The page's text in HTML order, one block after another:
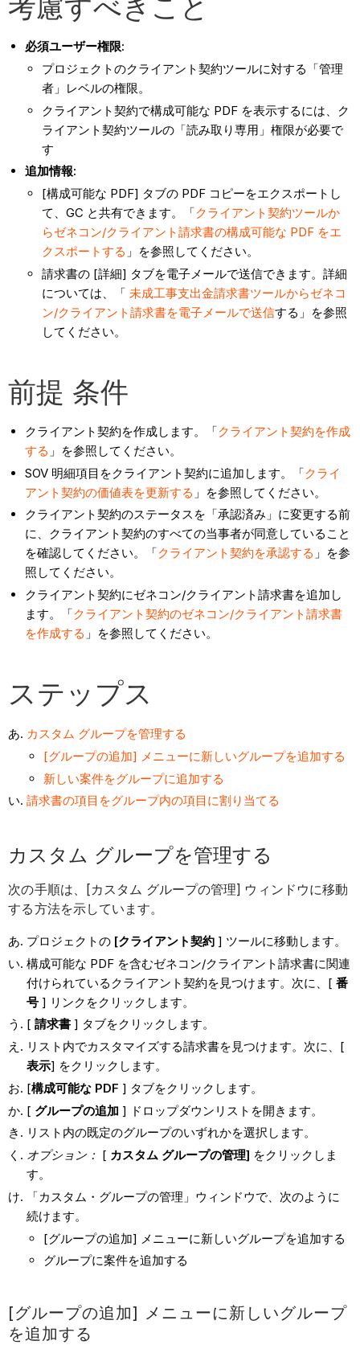
必須ユーザー権限:
プロジェクトのクライアント契約ツールに対する「管理
者」レベルの権限。
クライアント契約で構成可能な PDF を表示するには、ク
ライアント契約ツールの「読み取り専用」権限が必要で
す
追加情報:
[構成可能な PDF] タブの PDF コピーをエクスポートし
て、GC と共有できます。「クライアント契約ツールか
らゼネコン/クライアント請求書の構成可能な PDF をエ
クスポートする 」を参照してください。
請求書の [詳細] タブを電子メールで送信できます。詳細
については、「未成工事支出金請求書ツールからゼネコ
ン/クライアント請求書を電子メールで送信する」を参照
してください。
前提 条件
クライアント契約を作成します。「クライアント契約を作成
する 」を参照してください。
SOV 明細項目をクライアント契約に追加します。「クライ
アント契約の価値表を更新する 」を参照してください。
クライアント契約のステータスを「承認済み」に変更する前
に、クライアント契約のすべての当事者が同意していること
を確認してください。「クライアント契約を承認する 」を参
照してください。
クライアント契約にゼネコン/クライアント請求書を追加し
ます。「クライアント契約のゼネコン/クライアント請求書
を作成する 」を参照してください。
ステップス
カスタム グループを管理する
[グループの追加] メニューに新しいグループを追加する
新しい案件をグループに追加する
請求書の項目をグループ内の項目に割り当てる
カスタム グループを管理する
次の手順は、[カスタム グループの管理] ウィンドウに移動
する方法を示しています。
プロジェクトの [クライアント契約] ツールに移動します。
構成可能な PDF を含むゼネコン/クライアント請求書に関連
付けられているクライアント契約を見つけます。次に、[ 番
号] リンクをクリックします。
[ 請求書] タブをクリックします。
リスト内でカスタマイズする請求書を見つけます。次に、[
表示] をクリックします。
[構成可能な PDF ] タブをクリックします。
[ グループの追加 ] ドロップダウンリストを開きます。
リスト内の既定のグループのいずれかを選択します。
オプション： [ カスタム グループの管理] をクリックしま
す。
「カスタム・グループの管理」ウィンドウで、次のように
続けます。
[グループの追加] メニューに新しいグループを追加する
グループに案件を追加する
[グループの追加] メニューに新しいグループ
を追加する